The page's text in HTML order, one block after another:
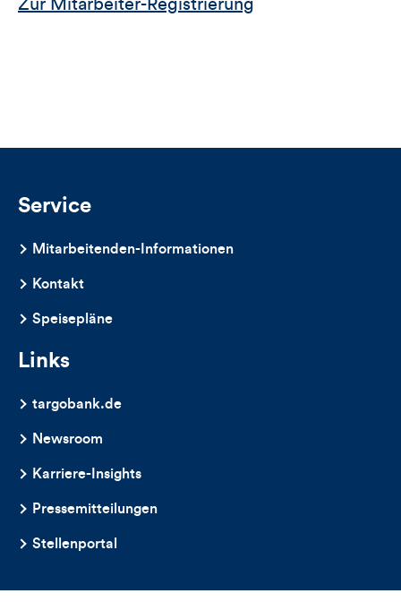
Zur Mitarbeiter-Registrierung
Service
Mitarbeitenden-Informationen
Kontakt
Speisepläne
Links
targobank.de
Newsroom
Karriere-Insights
Pressemitteilungen
Stellenportal